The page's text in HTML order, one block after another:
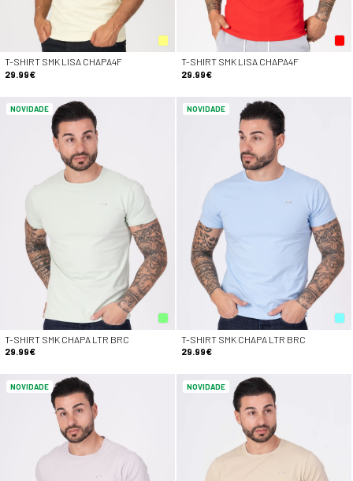
T-SHIRT SMK LISA CHAPA4F
29.99€
T-SHIRT SMK LISA CHAPA4F
29.99€
NOVIDADE
T-SHIRT SMK CHAPA LTR BRC
29.99€
NOVIDADE
T-SHIRT SMK CHAPA LTR BRC
29.99€
NOVIDADE NOVIDADE